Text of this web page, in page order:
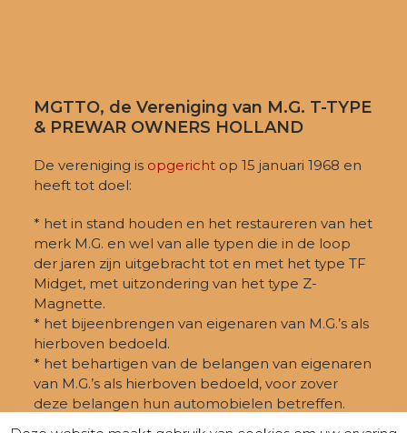
MGTTO, de Vereniging van M.G. T-TYPE
& PREWAR OWNERS HOLLAND
De vereniging is opgericht op 15 januari 1968 en
heeft tot doel:
* het in stand houden en het restaureren van het
merk M.G. en wel van alle typen die in de loop
der jaren zijn uitgebracht tot en met het type TF
Midget, met uitzondering van het type Z-
Magnette.
* het bijeenbrengen van eigenaren van M.G.’s als
hierboven bedoeld.
* het behartigen van de belangen van eigenaren
van M.G.’s als hierboven bedoeld, voor zover
deze belangen hun automobielen betreffen.